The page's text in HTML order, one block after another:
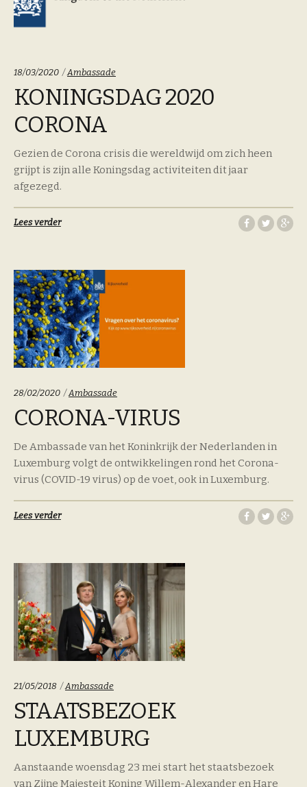
18/03/2020 Categoriën:
Ambassade
KONINGSDAG 2020
CORONA
Gezien de Corona crisis die wereldwijd om zich heen
grijpt is zijn alle Koningsdag activiteiten dit jaar
afgezegd.
Lees verder
28/02/2020 Categoriën:
Ambassade
CORONA-VIRUS
De Ambassade van het Koninkrijk der Nederlanden in
Luxemburg volgt de ontwikkelingen rond het Corona-
virus (COVID-19 virus) op de voet, ook in Luxemburg.
Lees verder
21/05/2018 Categoriën:
Ambassade
STAATSBEZOEK
LUXEMBURG
Aanstaande woensdag 23 mei start het staatsbezoek
van Zijne Majesteit Koning Willem-Alexander en Hare